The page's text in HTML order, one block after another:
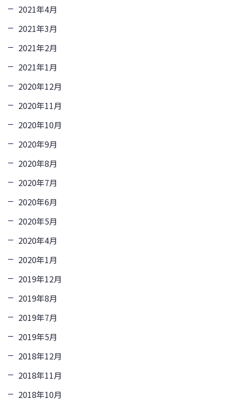
2021年4月
2021年3月
2021年2月
2021年1月
2020年12月
2020年11月
2020年10月
2020年9月
2020年8月
2020年7月
2020年6月
2020年5月
2020年4月
2020年1月
2019年12月
2019年8月
2019年7月
2019年5月
2018年12月
2018年11月
2018年10月